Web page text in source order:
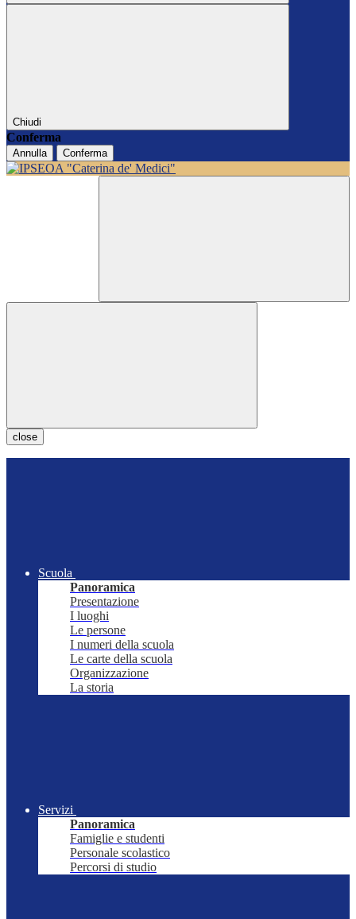
Chiudi
Conferma
Annulla Conferma
close
Scuola
Panoramica
Presentazione
I luoghi
Le persone
I numeri della scuola
Le carte della scuola
Organizzazione
La storia
Servizi
Panoramica
Famiglie e studenti
Personale scolastico
Percorsi di studio